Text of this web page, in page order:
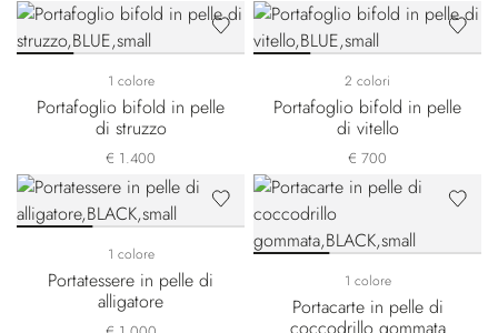
1 colore
Portafoglio bifold in pelle
di struzzo
€ 1.400
2 colori
Portafoglio bifold in pelle
di vitello
€ 700
1 colore
Portatessere in pelle di
alligatore
1 colore
Portacarte in pelle di